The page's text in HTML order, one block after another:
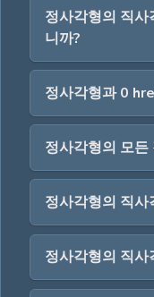
정사각형의 직
니까?
정사각형과 0
정사각형의 모든
정사각형의 직사
정사각형의 직